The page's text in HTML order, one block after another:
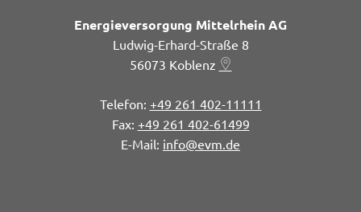
Energieversorgung Mittelrhein AG
Ludwig-Erhard-Straße 8
56073 Koblenz
+49 261 402-11111
+49 261 402-61499
info@evm.de